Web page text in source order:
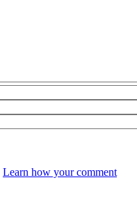
Learn how your comment